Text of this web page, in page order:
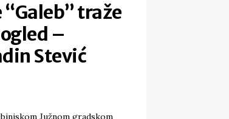
traže
–
Stević
Južnom gradskom